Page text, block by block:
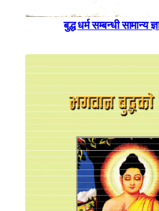
बुद्ध धर्म सम्बन्धी सामान्य